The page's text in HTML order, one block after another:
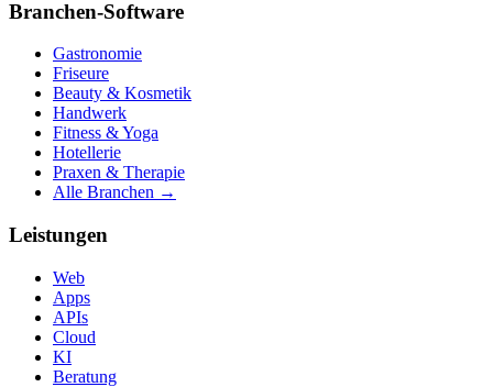
Branchen-Software
Gastronomie
Friseure
Beauty & Kosmetik
Handwerk
Fitness & Yoga
Hotellerie
Praxen & Therapie
Alle Branchen →
Leistungen
Web
Apps
APIs
Cloud
KI
Beratung